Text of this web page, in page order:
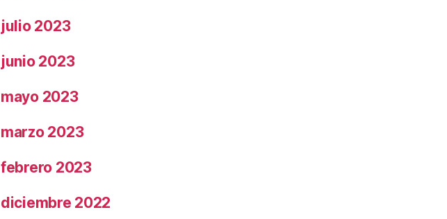
julio 2023
junio 2023
mayo 2023
marzo 2023
febrero 2023
diciembre 2022